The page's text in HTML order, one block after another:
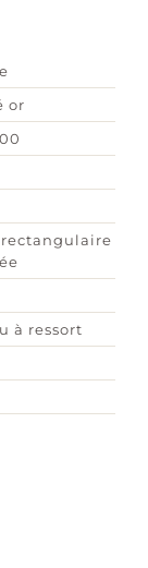
or
à ressort